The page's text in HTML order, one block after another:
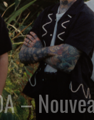
–